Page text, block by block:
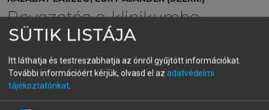
Bevezetés a klinikumba
menu_book OLVASÁS
SÜTIK LISTÁJA
Itt láthatja és testreszabhatja az önről gyűjtött információkat.
További információért kérjük, olvasd el az adatvédelmi
tájékoztatónkat.